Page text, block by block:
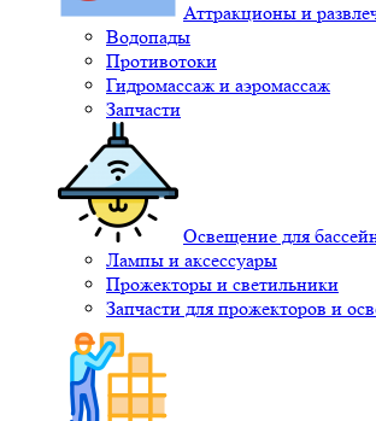
Аттракционы и
Водопады
Противотоки
Гидромассаж и аэромассаж
Запчасти
Освещение для
Лампы и аксессуары
Прожекторы и светильники
Запчасти для прожекторов и